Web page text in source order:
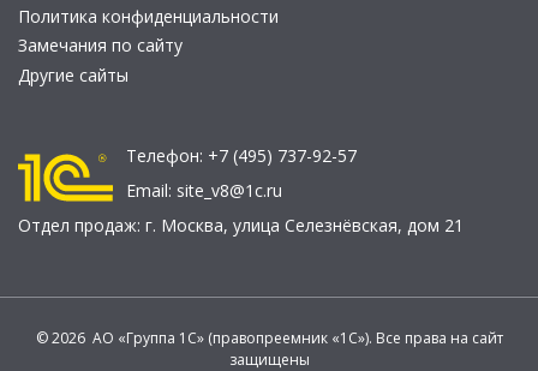
Политика конфиденциальности
Замечания по сайту
Другие сайты
Телефон: +7 (495) 737-92-57
Email: site_v8@1c.ru
Отдел продаж: г. Москва, улица Селезнёвская, дом 21
© 2026 АО «Группа 1С» (правопреемник «1С»). Все права на сайт
защищены